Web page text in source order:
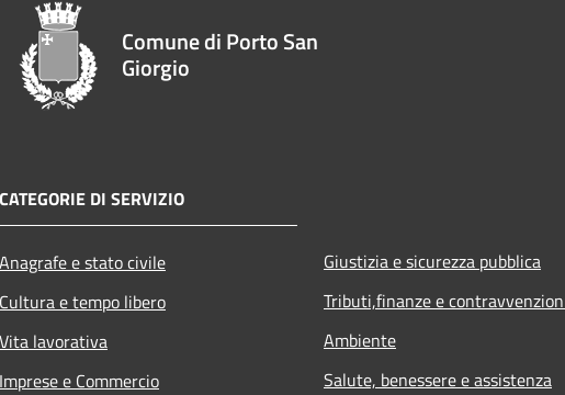
Comune di Porto San
Giorgio
CATEGORIE DI SERVIZIO
Anagrafe e stato civile
Cultura e tempo libero
Vita lavorativa
Imprese e Commercio
Giustizia e sicurezza pubblica
Tributi,finanze e
Ambiente
Salute, benessere e assistenza